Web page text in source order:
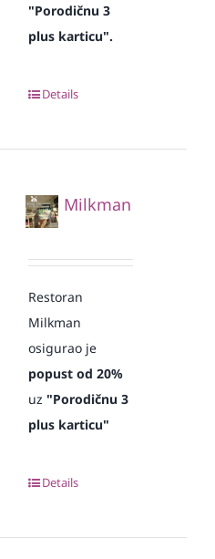
"Porodičnu 3
plus karticu".
Details
Milkman
Restoran
Milkman
osigurao je
popust od 20%
uz"Porodičnu 3
plus karticu"
Details